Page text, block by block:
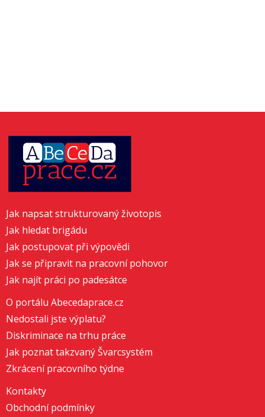
Jak napsat strukturovaný životopis
Jak hledat brigádu
Jak postupovat při výpovědi
Jak se připravit na pracovní pohovor
Jak najít práci po padesátce
O portálu Abecedaprace.cz
Nedostali jste výplatu?
Diskriminace na trhu práce
Jak poznat takzvaný Švarcsystém
Zkrácení pracovního týdne
Kontakty
Obchodní podmínky